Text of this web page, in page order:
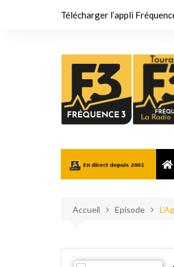
Télécharger l’appli
Accueil Episode